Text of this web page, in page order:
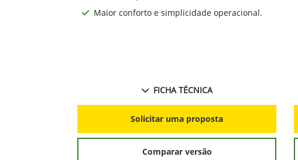
Maior conforto e simplicidade operacional.
FICHA TÉCNICA
Solicitar uma proposta
Comparar versão